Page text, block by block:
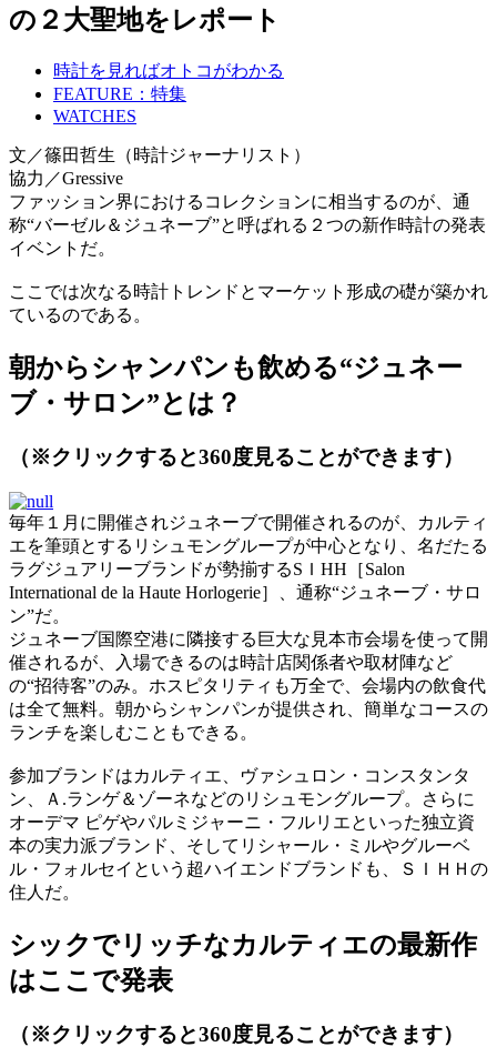
の２大聖地をレポート
時計を見ればオトコがわかる
FEATURE：特集
WATCHES
文／篠田哲生（時計ジャーナリスト）
協力／Gressive
ファッション界におけるコレクションに相当するのが、通
称“バーゼル＆ジュネーブ”と呼ばれる２つの新作時計の発表
イベントだ。
ここでは次なる時計トレンドとマーケット形成の礎が築かれ
ているのである。
朝からシャンパンも飲める“ジュネー
ブ・サロン”とは？
（※クリックすると360度見ることができます）
毎年１月に開催されジュネーブで開催されるのが、カルティ
エを筆頭とするリシュモングループが中心となり、名だたる
ラグジュアリーブランドが勢揃するSＩHH［Salon
International de la Haute Horlogerie］、通称“ジュネーブ・サロ
ン”だ。
ジュネーブ国際空港に隣接する巨大な見本市会場を使って開
催されるが、入場できるのは時計店関係者や取材陣など
の“招待客”のみ。ホスピタリティも万全で、会場内の飲食代
は全て無料。朝からシャンパンが提供され、簡単なコースの
ランチを楽しむこともできる。
参加ブランドはカルティエ、ヴァシュロン・コンスタンタ
ン、Ａ.ランゲ＆ゾーネなどのリシュモングループ。さらに
オーデマ ピゲやパルミジャーニ・フルリエといった独立資
本の実力派ブランド、そしてリシャール・ミルやグルーベ
ル・フォルセイという超ハイエンドブランドも、ＳＩＨＨの
住人だ。
シックでリッチなカルティエの最新作
はここで発表
（※クリックすると360度見ることができます）